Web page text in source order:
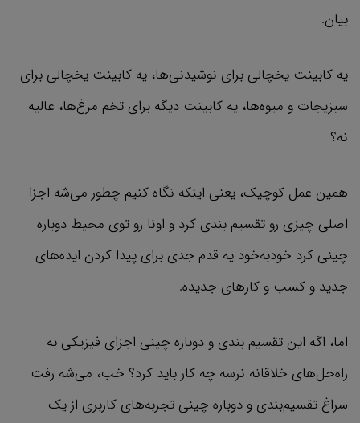
بیان.
یه کابینت یخچالی برای نوشیدنی‌ها، یه کابینت یخچالی برای
سبزیجات و میوه‌ها، یه کابینت دیگه برای تخم مرغ‌ها، عالیه
نه؟
همین عمل کوچیک، یعنی اینکه نگاه کنیم چطور می‌شه اجزا
اصلی چیزی رو تقسیم بندی کرد و اونا رو توی محیط دوباره
چینی کرد خود‌به‌خود یه قدم جدی برای پیدا کردن ایده‌های
جدید و کسب و کارهای جدیده.
اما، اگه این تقسیم بندی و دوباره چینی اجزای فیزیکی به
راه‌حل‌های خلاقانه نرسه چه کار باید کرد؟ خب، می‌شه رفت
سراغ تقسیم‌بندی و دوباره چینی تجربه‌های کاربری از یک